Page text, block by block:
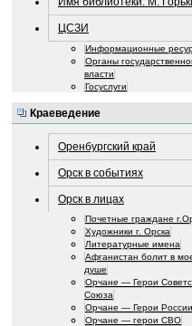
ЦСЗИ
Информационные
Органы
власти
Госуслуги
Краеведение
Оренбургский край
Орск в событиях
Орск в лицах
Почетные граждане
Художники г. Орска
Литературные имена
Афганистан болит в
душе
Орчане — Герои
Союза
Орчане — Герои России
Орчане — герои СВО